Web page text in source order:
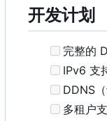
开发计划
完整的
IPv6 支
DDNS
多租户